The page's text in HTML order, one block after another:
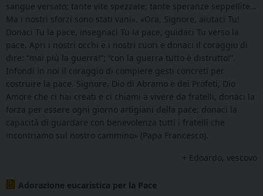
sangue versato; tante vite spezzate; tante speranze seppellite…
Ma i nostri sforzi sono stati vani». «Ora, Signore, aiutaci Tu!
Donaci Tu la pace, insegnaci Tu la pace, guidaci Tu verso la
pace. Apri i nostri occhi e i nostri cuori e donaci il coraggio di
dire: “mai più la guerra!”; “con la guerra tutto è distrutto!”.
Infondi in noi il coraggio di compiere gesti concreti per
costruire la pace. Signore, Dio di Abramo e dei Profeti, Dio
Amore che ci hai creati e ci chiami a vivere da fratelli, donaci la
forza per essere ogni giorno artigiani della pace; donaci la
capacità di guardare con benevolenza tutti i fratelli che
incontriamo sul nostro cammino» (Papa Francesco).
+ Edoardo, vescovo
Adorazione eucaristica per la Pace